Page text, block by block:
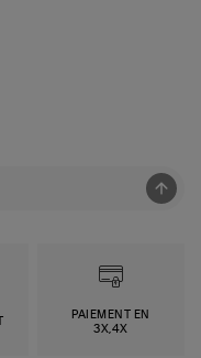
PAIEMENT EN
3X,4X